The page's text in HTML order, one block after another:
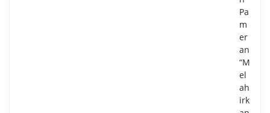
Pa
m
er
an
“M
el
ah
irk